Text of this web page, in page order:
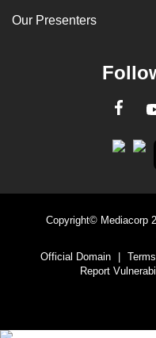
Our Presenters
Copyright© Mediacorp
Official Domain
Report